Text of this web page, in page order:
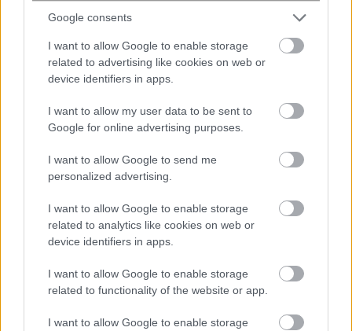
Google consents
I want to allow Google to enable storage
related to advertising like cookies on web or
device identifiers in apps.
I want to allow my user data to be sent to
Google for online advertising purposes.
I want to allow Google to send me
personalized advertising.
I want to allow Google to enable storage
related to analytics like cookies on web or
device identifiers in apps.
I want to allow Google to enable storage
related to functionality of the website or app.
I want to allow Google to enable storage
Δεκαπενταύγουστος: Αυξημένη η
κίνηση και σήμερα στο λιμάνι του
Πειραιά – Πάνω από 34.000 επιβάτες
αναχωρούν για τα νησιά το...